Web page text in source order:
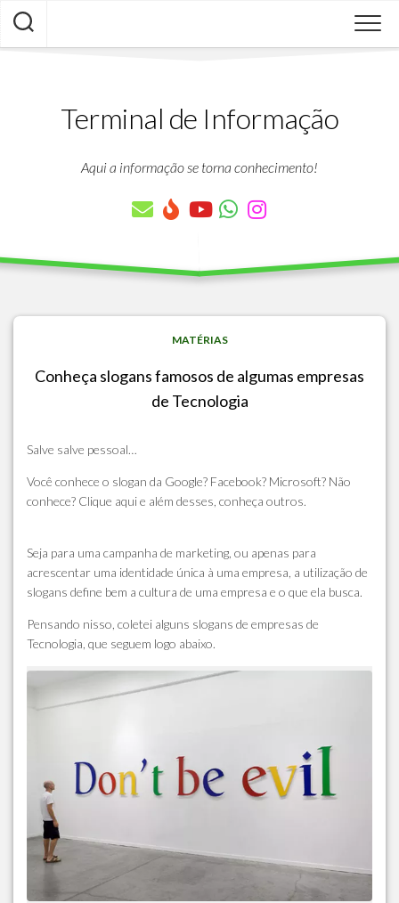
Skip
content
Terminal de Informação
Aqui a informação se torna conhecimento!
MATÉRIAS
Conheça slogans famosos de algumas empresas
de Tecnologia
Salve salve pessoal…
Você conhece o slogan da Google? Facebook? Microsoft? Não
conhece? Clique aqui e além desses, conheça outros.
Seja para uma campanha de marketing, ou apenas para
acrescentar uma identidade única à uma empresa, a utilização de
slogans define bem a cultura de uma empresa e o que ela busca.
Pensando nisso, coletei alguns slogans de empresas de
Tecnologia, que seguem logo abaixo.